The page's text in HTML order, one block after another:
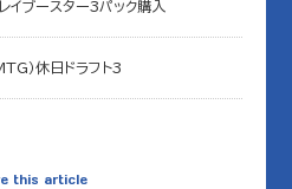
イブースター3パック購入
MTG）休日ドラフト3
this article